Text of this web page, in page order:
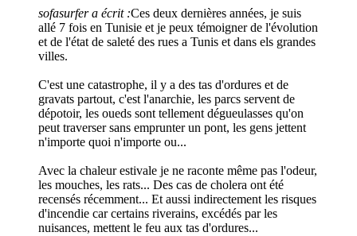
sofasurfer a écrit :Ces deux dernières années, je suis
allé 7 fois en Tunisie et je peux témoigner de l'évolution
et de l'état de saleté des rues a Tunis et dans els grandes
villes.
C'est une catastrophe, il y a des tas d'ordures et de
gravats partout, c'est l'anarchie, les parcs servent de
dépotoir, les oueds sont tellement dégueulasses qu'on
peut traverser sans emprunter un pont, les gens jettent
n'importe quoi n'importe ou...
Avec la chaleur estivale je ne raconte même pas l'odeur,
les mouches, les rats... Des cas de cholera ont été
recensés récemment... Et aussi indirectement les risques
d'incendie car certains riverains, excédés par les
nuisances, mettent le feu aux tas d'ordures...